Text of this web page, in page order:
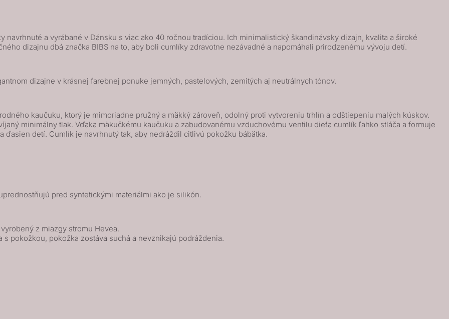
navrhnuté a vyrábané v Dánsku s viac ako 40 ročnou tradíciou. Ich minimalistický škandinávsky dizajn, kvalita a široké
dizajnu dbá značka BIBS na to, aby boli cumlíky zdravotne nezávadné a napomáhali prirodzenému vývoju detí.
dizajne v krásnej farebnej ponuke jemných, pastelových, zemitých aj neutrálnych tónov.
kaučuku, ktorý je mimoriadne pružný a mäkký zároveň, odolný proti vytvoreniu trhlín a odštiepeniu malých kúskov.
minimálny tlak. Vďaka mäkučkému kaučuku a zabudovanému vzduchovému ventilu dieťa cumlík ľahko stláča a formuje
detí. Cumlík je navrhnutý tak, aby nedráždil citlivú pokožku bábätka.
pred syntetickými materiálmi ako je silikón.
z miazgy stromu Hevea.
pokožkou, pokožka zostáva suchá a nevznikajú podráždenia.